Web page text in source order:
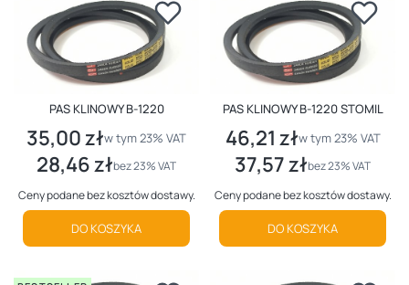
PAS KLINOWY B-1220
Cena brutto
35,00 złw tym %s VAT
w tym23% VAT
Cena netto
28,46 złbez 23% VAT
Ceny podane bez kosztów dostawy.
DO KOSZYKA
PAS KLINOWY B-1220 STOMIL
Cena brutto
46,21 złw tym %s VAT
w tym23% VAT
Cena netto
37,57 złbez 23% VAT
Ceny podane bez kosztów dostawy.
DO KOSZYKA